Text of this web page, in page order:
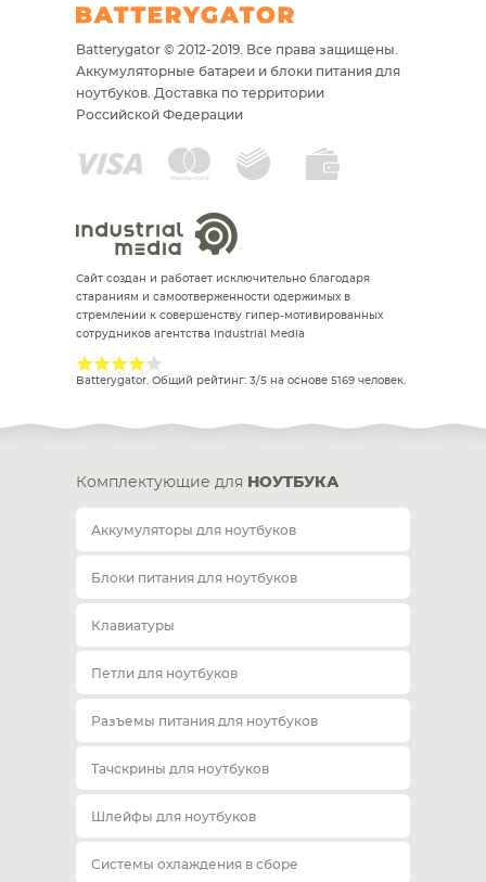
Batterygator © 2012-2019. Все права защищены.
Аккумуляторные батареи и блоки питания для
ноутбуков. Доставка по территории
Российской Федерации
Сайт создан и работает исключительно благодаря
стараниям и самоотверженности одержимых в
стремлении к совершенству гипер-мотивированных
сотрудников агентства Industrial Media
Batterygator. Общий рейтинг: 3/5 на основе 5169 человек.
Комплектующие для НОУТБУКА
Аккумуляторы для ноутбуков
Блоки питания для ноутбуков
Клавиатуры
Петли для ноутбуков
Разъемы питания для ноутбуков
Тачскрины для ноутбуков
Шлейфы для ноутбуков
Системы охлаждения в сборе